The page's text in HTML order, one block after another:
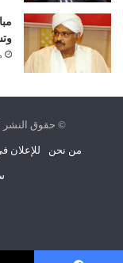
© حقوق النشر 2026، جميع الحقوق محفوظة | كوش نيوز
من نحن